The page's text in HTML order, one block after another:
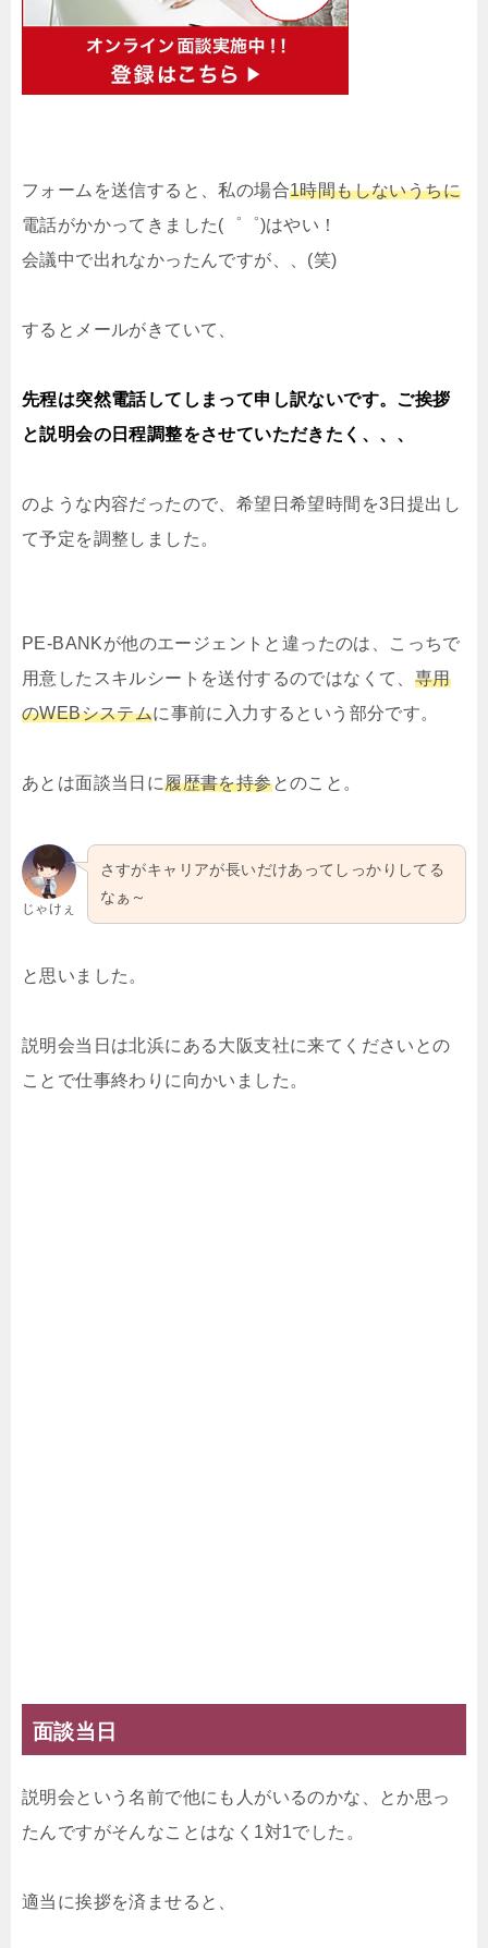
フォームを送信すると、私の場合1時間もしないうちに
電話がかかってきました(゜゜)はやい！
会議中で出れなかったんですが、、(笑)
するとメールがきていて、
先程は突然電話してしまって申し訳ないです。ご挨拶
と説明会の日程調整をさせていただきたく、、、
のような内容だったので、希望日希望時間を3日提出し
て予定を調整しました。
PE-BANKが他のエージェントと違ったのは、こっちで
用意したスキルシートを送付するのではなくて、 専用
のWEBシステムに事前に入力するという部分です。
あとは面談当日に履歴書を持参とのこと。
じゃけぇ
さすがキャリアが長いだけあってしっかりしてる
なぁ～
と思いました。
説明会当日は北浜にある大阪支社に来てくださいとの
ことで仕事終わりに向かいました。
面談当日
説明会という名前で他にも人がいるのかな、とか思っ
たんですがそんなことはなく1対1でした。
適当に挨拶を済ませると、